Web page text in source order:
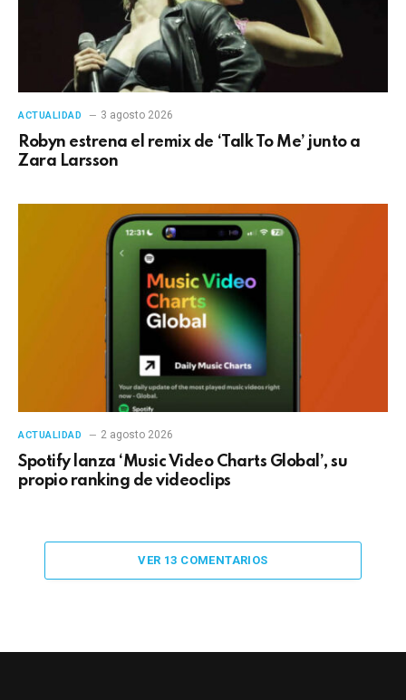
ACTUALIDAD 3 agosto 2026
Robyn estrena el remix de ‘Talk To Me’ junto a
Zara Larsson
ACTUALIDAD 2 agosto 2026
Spotify lanza ‘Music Video Charts Global’, su
propio ranking de videoclips
VER 13 COMENTARIOS